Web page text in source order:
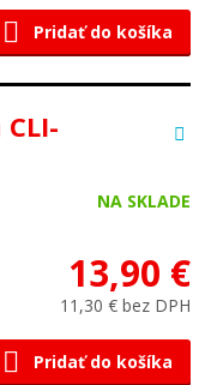
Pridať do košíka
NA SKLADE
13,90 €
11,30 € bez DPH
Pridať do košíka